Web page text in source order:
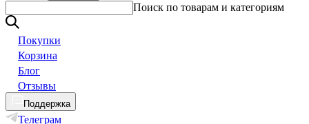
Поиск по товарам и категориям
Покупки
Корзина
Блог
Отзывы
Поддержка
Телеграм